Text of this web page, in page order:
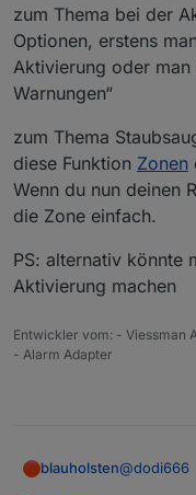
Wohnung.
Zudem lasse
auch die
Schön wäre
diese Fälle
Sprich, zum
können die
und erst
werden diese
ihr auch
kompliziert
Interesse
Danke und
zum Thema bei der
Optionen, erstens
Aktivierung oder
Warnungen“
zum Thema
diese Funktion Zonen
Wenn du nun deinen
die Zone einfach.
PS: alternativ könnte
Aktivierung machen
Entwickler vom: - Viessman
- Alarm Adapter
blauholsten@dodi666